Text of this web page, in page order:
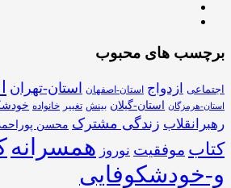
برچسب های محبوب
اجتماعی ازدواج استان-اصفهان استان-تهران
استان-هرمزگان استان-گیلان بینش تغییر خانواده
رهبرانقلاب زندگی مشترک محسن
کتاب موفقیت نوروز همسرانه
و-خودشکوفایی